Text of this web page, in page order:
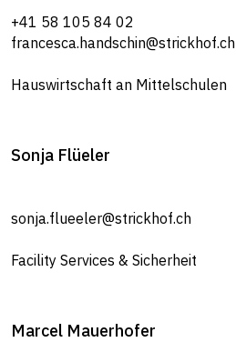
+41 58 105 84 02
francesca.handschin@strickhof.ch
Hauswirtschaft an Mittelschulen
Sonja Flüeler
sonja.flueeler@strickhof.ch
Facility Services & Sicherheit
Marcel Mauerhofer